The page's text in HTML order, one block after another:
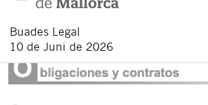
Buades Legal
10 de Juni de 2026